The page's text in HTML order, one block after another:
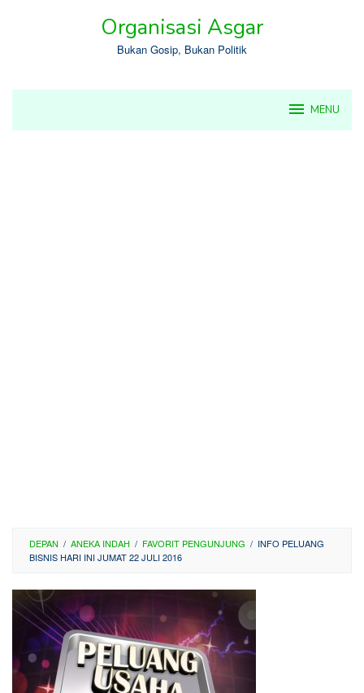
Organisasi Asgar
Bukan Gosip, Bukan Politik
MENU
DEPAN / ANEKA INDAH / FAVORIT PENGUNJUNG / INFO PELUANG
BISNIS HARI INI JUMAT 22 JULI 2016